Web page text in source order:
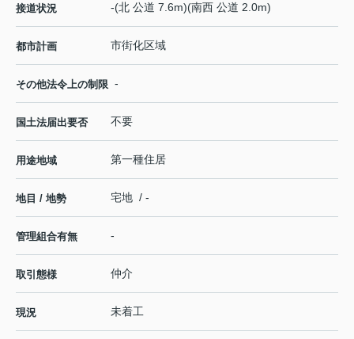
接道状況 -(北 公道 7.6m)(南西 公道 2.0m)
都市計画 市街化区域
その他法令上の制限 -
国土法届出要否 不要
用途地域 第一種住居
地目 / 地勢 宅地 / -
管理組合有無 -
取引態様 仲介
現況 未着工